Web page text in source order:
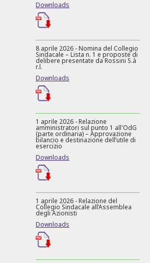
Downloads
8 aprile 2026 - Nomina del Collegio
Sindacale – Lista n. 1 e proposte di
delibere presentate da Rossini S.à
r.l.
Downloads
1 aprile 2026 - Relazione
amministratori sul punto 1 all'OdG
(parte ordinaria) – Approvazione
bilancio e destinazione dell’utile di
esercizio
Downloads
1 aprile 2026 - Relazione del
Collegio Sindacale all’Assemblea
degli Azionisti
Downloads